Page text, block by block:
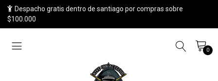
Despacho gratis dentro de santiago por compras sobre
$100.000
0